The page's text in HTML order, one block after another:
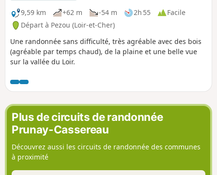
9,59 km
+62 m -54 m 2h 55
Facile
Départ à Pezou (Loir-et-Cher)
Une randonnée sans difficulté, très agréable avec des bois
(agréable par temps chaud), de la plaine et une belle vue
sur la vallée du Loir.
Plus de circuits de randonnée
Prunay-Cassereau
Découvrez aussi les circuits de randonnée des communes
à proximité